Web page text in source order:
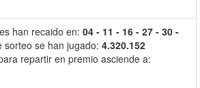
han recaido en: 04 - 11 - 16 - 27 - 30 -
sorteo se han jugado: 4.320.152
repartir en premio asciende a: